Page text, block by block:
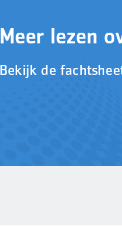
Meer lezen
Bekijk de